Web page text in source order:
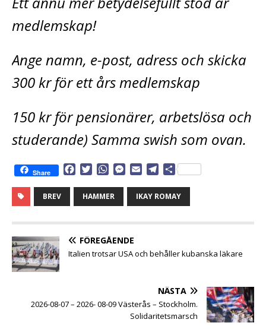
medlemskap!
Ange namn, e-post, adress och skicka
300 kr för ett års medlemskap
150 kr för pensionärer, arbetslösa och
studerande) Samma swish som ovan.
Share
e
o
k
T
i
t
r
W
a
t
p
p
M
s
g
e
a
i
T
l
e
m
D
l
a
BREV HAMMER IKAY ROMAY
FÖREGÅENDE
Italien trotsar USA och behåller kubanska läkare
NÄSTA
2026-08-07 – 2026- 08-09 Västerås – Stockholm.
Solidaritetsmarsch